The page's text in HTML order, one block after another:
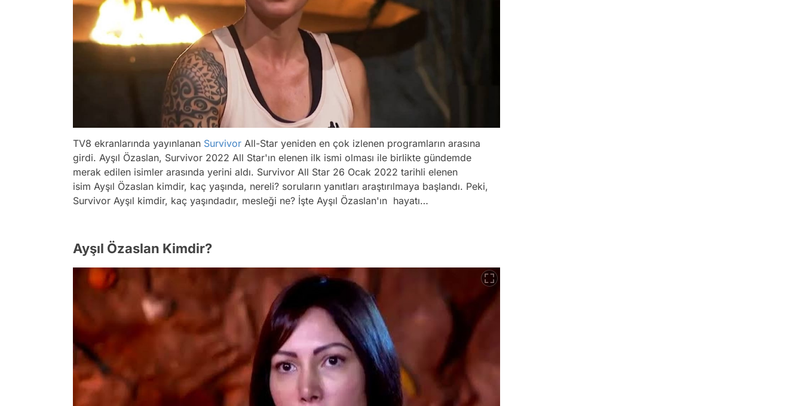
TV8 ekranlarında yayınlanan Survivor All-Star yeniden en çok izlenen programların arasına
girdi. Ayşıl Özaslan, Survivor 2022 All Star'ın elenen ilk ismi olması ile birlikte gündemde
merak edilen isimler arasında yerini aldı. Survivor All Star 26 Ocak 2022 tarihli elenen
isim Ayşıl Özaslan kimdir, kaç yaşında, nereli? soruların yanıtları araştırılmaya başlandı. Peki,
Survivor Ayşıl kimdir, kaç yaşındadır, mesleği ne? İşte Ayşıl Özaslan'ın hayatı…
Ayşıl Özaslan Kimdir?